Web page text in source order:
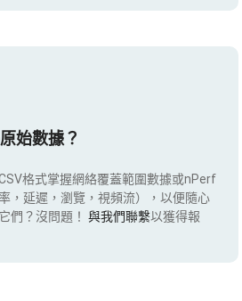
始數據？
格式掌握網絡覆蓋範圍數據或nPerf
，延遲，瀏覽，視頻流），以便隨心
們？沒問題！ 與我們聯繫以獲得報